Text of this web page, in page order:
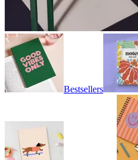
Bestsellers